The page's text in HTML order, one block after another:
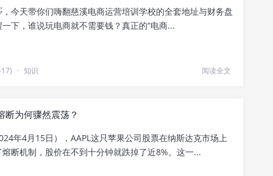
今天带你们嗨翻慈溪电商运营培训学校的全套地址与财务盘
下，谁说玩电商就不需要钱？真正的“电商...
· 知识 阅读全文
断为何骤然震荡？
年4月15日），AAPL这只苹果公司股票在纳斯达克市场上
断机制，股价在不到十分钟就跌掉了近8%。这一...